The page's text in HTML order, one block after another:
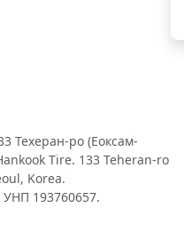
Техеран-ро (Еоксам-
Tire. 133 Teheran-ro
Korea.
193760657.